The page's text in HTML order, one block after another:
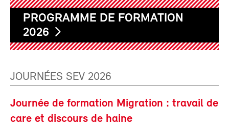
PROGRAMME DE FORMATION
2026
JOURNÉES SEV 2026
Journée de formation Migration : travail de
care et discours de haine